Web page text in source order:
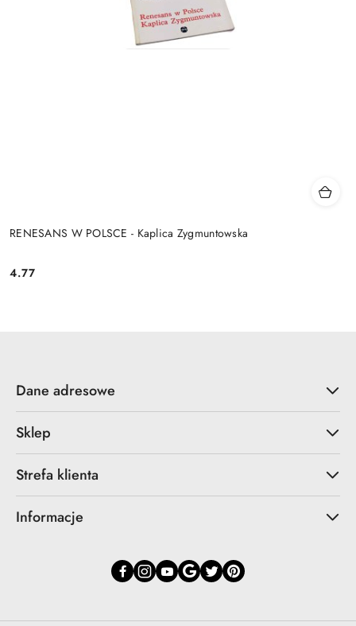
RENESANS W POLSCE - Kaplica Zygmuntowska
Cena:
4.77
Dane adresowe
Sklep
Strefa klienta
Informacje